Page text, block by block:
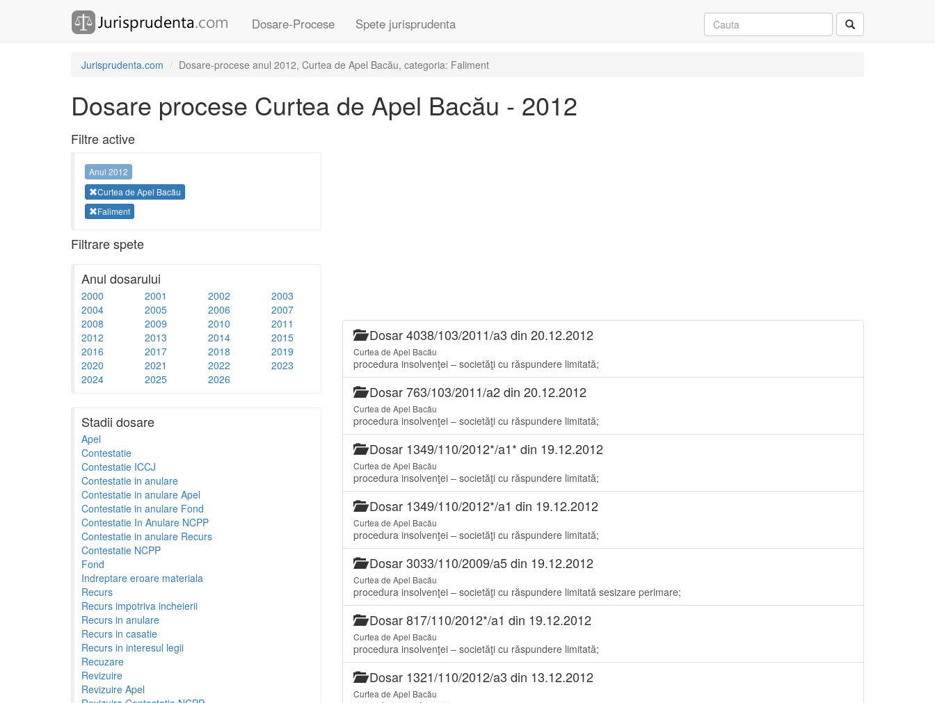
Dosare-Procese Spete jurisprudenta
Jurisprudenta.com Dosare-procese anul 2012, Curtea de Apel Bacău, categoria: Faliment
Dosare procese Curtea de Apel Bacău - 2012
Filtre active
Anul 2012
Curtea de Apel Bacău
Faliment
Filtrare spete
Anul dosarului
2000 2001 2002
2003
2004
2005 2006
2007
2008
2009 2010
2011
2012
2013 2014
2015
2016
2017 2018
2019
2020
2021 2022
2023
2024
2025 2026
Stadii dosare
Apel
Contestatie
Contestatie ICCJ
Contestatie in anulare
Contestatie in anulare Apel
Contestatie in anulare Fond
Contestatie In Anulare NCPP
Contestatie in anulare Recurs
Contestatie NCPP
Fond
Indreptare eroare materiala
Recurs
Recurs impotriva incheierii
Recurs in anulare
Recurs in casatie
Recurs in interesul legii
Recuzare
Revizuire
Revizuire Apel
Dosar 4038/103/2011/a3 din 20.12.2012
Curtea de Apel Bacău
procedura insolvenţei – societăţi cu răspundere limitată;
Dosar 763/103/2011/a2 din 20.12.2012
Curtea de Apel Bacău
procedura insolvenţei – societăţi cu răspundere limitată;
Dosar 1349/110/2012*/a1* din 19.12.2012
Curtea de Apel Bacău
procedura insolvenţei – societăţi cu răspundere limitată;
Dosar 1349/110/2012*/a1 din 19.12.2012
Curtea de Apel Bacău
procedura insolvenţei – societăţi cu răspundere limitată;
Dosar 3033/110/2009/a5 din 19.12.2012
Curtea de Apel Bacău
procedura insolvenţei – societăţi cu răspundere limitată sesizare perimare;
Dosar 817/110/2012*/a1 din 19.12.2012
Curtea de Apel Bacău
procedura insolvenţei – societăţi cu răspundere limitată;
Dosar 1321/110/2012/a3 din 13.12.2012
Curtea de Apel Bacău